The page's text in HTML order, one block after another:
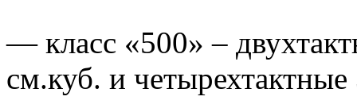
— класс «500» –
см.куб. и